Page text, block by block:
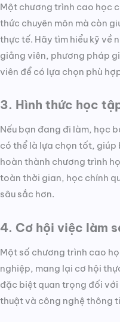
Một chương trình cao học
thức chuyên môn mà còn
thực tế. Hãy tìm hiểu kỹ về
giảng viên, phương pháp
viên để có lựa chọn phù
3. Hình thức học
Nếu bạn đang đi làm, học
có thể là lựa chọn tốt,
hoàn thành chương trình
toàn thời gian, học chính
sâu sắc hơn.
4. Cơ hội việc làm
Một số chương trình cao
nghiệp, mang lại cơ hội
đặc biệt quan trọng đối
thuật và công nghệ thông